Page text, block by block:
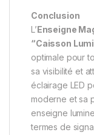
Conclusion
L’Enseigne
“Caisson
optimale pour
sa visibilité et
éclairage LED
moderne et sa
enseigne
termes de